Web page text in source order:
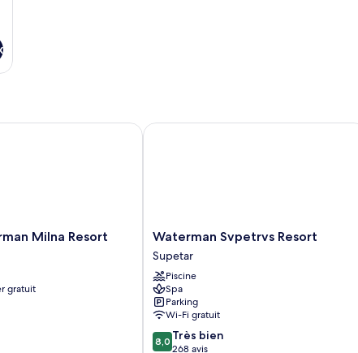
Milna Resort
gratuit
Milna Resort
Waterman
Svpetrvs
Resort
Supetar
Waterman Svpetrvs Resort
Supetar
Piscine
Spa
Parking
Wi-Fi gratuit
8.0
sur
8,0 Très bien
268 avis
Waterman Svpetrvs Resort